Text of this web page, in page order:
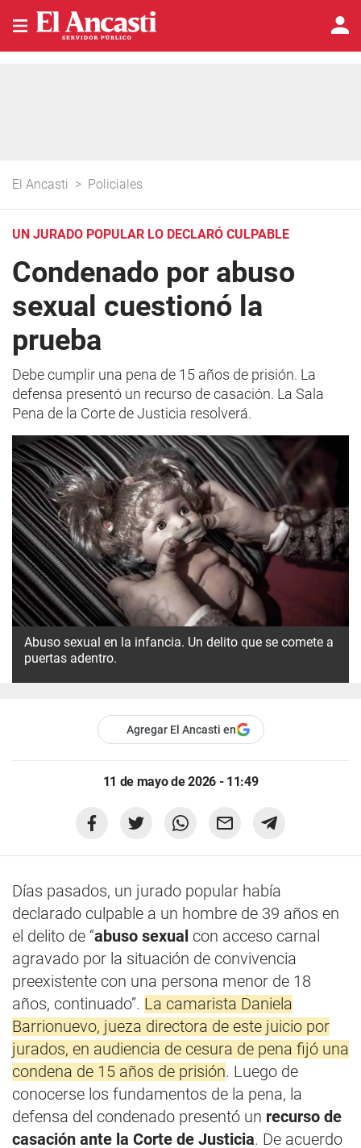
El Ancasti > Policiales
UN JURADO POPULAR LO DECLARÓ CULPABLE
Condenado por abuso
sexual cuestionó la
prueba
Debe cumplir una pena de 15 años de prisión. La
defensa presentó un recurso de casación. La Sala
Pena de la Corte de Justicia resolverá.
Abuso sexual en la infancia. Un delito que se comete a
puertas adentro.
Agregar El Ancasti en
11 de mayo de 2026 - 11:49
Días pasados, un jurado popular había
declarado culpable a un hombre de 39 años en
el delito de “abuso sexual con acceso carnal
agravado por la situación de convivencia
preexistente con una persona menor de 18
años, continuado”. La camarista Daniela
Barrionuevo, jueza directora de este juicio por
jurados, en audiencia de cesura de pena fijó una
condena de 15 años de prisión. Luego de
conocerse los fundamentos de la pena, la
defensa del condenado presentó un recurso de
casación ante la Corte de Justicia. De acuerdo